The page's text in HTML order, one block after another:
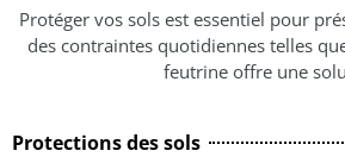
Protéger vos sols est essentiel pour
des contraintes quotidiennes telles
feutrine offre une
Protections des sols